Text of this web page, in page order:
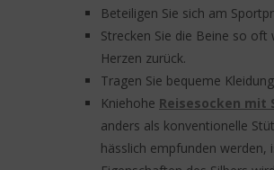
Beteiligen Sie sich am
Strecken Sie die Beine so
Herzen zurück.
Tragen Sie bequeme
Kniehohe Reisesocken mit
anders als konventionelle
hässlich empfunden werden,